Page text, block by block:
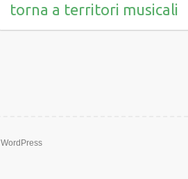
torna a territori musicali
WordPress